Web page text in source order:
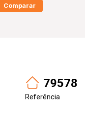
Comparar
79578
Referência